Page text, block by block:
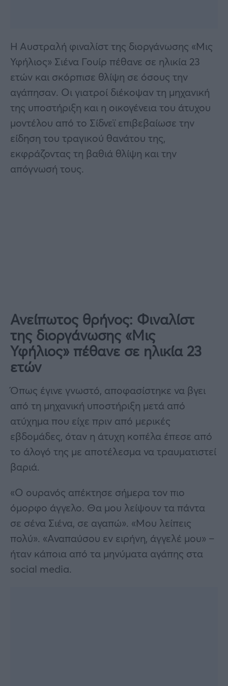
Η Αυστραλή φιναλίστ της διοργάνωσης «Μις
Υφήλιος» Σιένα Γουίρ πέθανε σε ηλικία 23
ετών και σκόρπισε θλίψη σε όσους την
αγάπησαν. Οι γιατροί διέκοψαν τη μηχανική
της υποστήριξη και η οικογένεια του άτυχου
μοντέλου από το Σίδνεϊ επιβεβαίωσε την
είδηση του τραγικού θανάτου της,
εκφράζοντας τη βαθιά θλίψη και την
απόγνωσή τους.
Ανείπωτος θρήνος: Φιναλίστ
της διοργάνωσης «Μις
Υφήλιος» πέθανε σε ηλικία 23
ετών
Όπως έγινε γνωστό, αποφασίστηκε να βγει
από τη μηχανική υποστήριξη μετά από
ατύχημα που είχε πριν από μερικές
εβδομάδες, όταν η άτυχη κοπέλα έπεσε από
το άλογό της με αποτέλεσμα να τραυματιστεί
βαριά.
«Ο ουρανός απέκτησε σήμερα τον πιο
όμορφο άγγελο. Θα μου λείψουν τα πάντα
σε σένα Σιένα, σε αγαπώ». «Μου λείπεις
πολύ». «Αναπαύσου εν ειρήνη, άγγελέ μου» –
ήταν κάποια από τα μηνύματα αγάπης στα
social media.